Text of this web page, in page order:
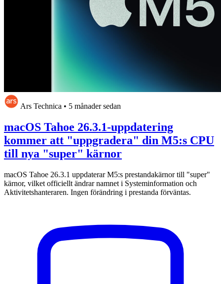
Ars Technica • 5 månader sedan
macOS Tahoe 26.3.1-uppdatering
kommer att "uppgradera" din M5:s CPU
till nya "super" kärnor
macOS Tahoe 26.3.1 uppdaterar M5:s prestandakärnor till "super"
kärnor, vilket officiellt ändrar namnet i Systeminformation och
Aktivitetshanteraren. Ingen förändring i prestanda förväntas.